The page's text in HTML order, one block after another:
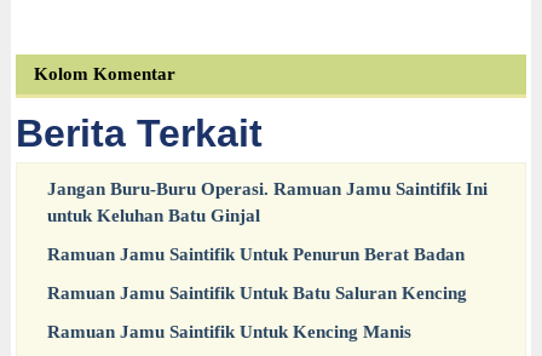
Kolom Komentar
Berita Terkait
Jangan Buru-Buru Operasi. Ramuan Jamu Saintifik Ini
untuk Keluhan Batu Ginjal
Ramuan Jamu Saintifik Untuk Penurun Berat Badan
Ramuan Jamu Saintifik Untuk Batu Saluran Kencing
Ramuan Jamu Saintifik Untuk Kencing Manis